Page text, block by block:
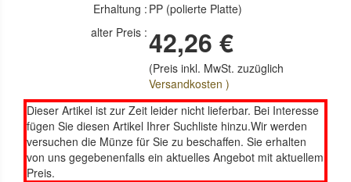
Erhaltung : PP (polierte Platte)
alter Preis :42,26 €
(Preis inkl. MwSt. zuzüglich
Versandkosten )
Dieser Artikel ist zur Zeit leider nicht lieferbar. Bei Interesse
fügen Sie diesen Artikel Ihrer Suchliste hinzu.Wir werden
versuchen die Münze für Sie zu beschaffen. Sie erhalten
von uns gegebenenfalls ein aktuelles Angebot mit aktuellem
Preis.